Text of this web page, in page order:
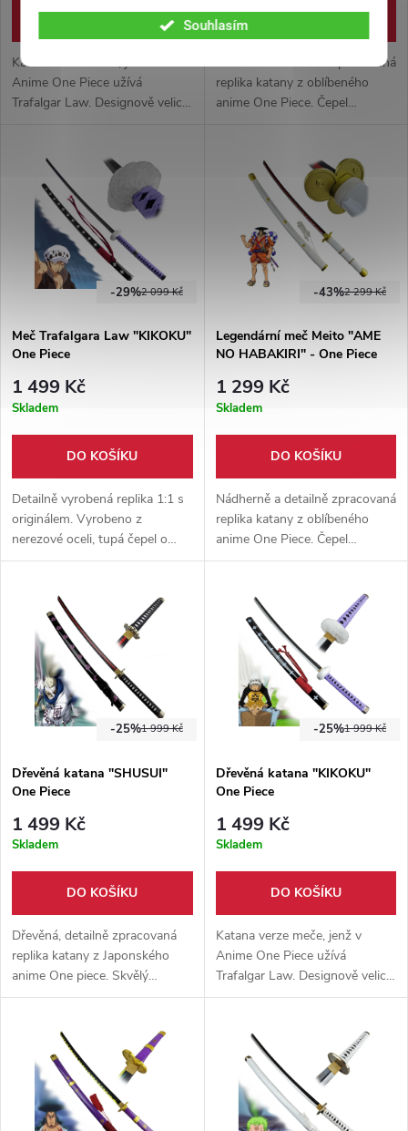
Souhlasím
Katana verze meče, jenž v
Anime One Piece užívá
Trafalgar Law. Designově velice
Nádherně a detailně zpracovaná
replika katany z oblíbeného
anime One Piece. Čepel
2 099 Kč
-29%
Meč Trafalgara Law "KIKOKU"
One Piece
1 499 Kč
Skladem
DO KOŠÍKU
Detailně vyrobená replika 1:1 s
originálem. Vyrobeno z
nerezové oceli, tupá čepel o
délce 91,4. Vhodné jako
pochva součástí balení.
2 299 Kč
-43%
Legendární meč Meito "AME
NO HABAKIRI" - One Piece
1 299 Kč
Skladem
DO KOŠÍKU
Nádherně a detailně zpracovaná
replika katany z oblíbeného
anime One Piece. Čepel
vyrobena z pevné uhlíkové oceli
1 999 Kč
-25%
Dřevěná katana "SHUSUI"
One Piece
1 499 Kč
Skladem
DO KOŠÍKU
Dřevěná, detailně zpracovaná
replika katany z Japonského
anime One piece. Skvělý
doplněk ke cosplayi. Součástí
vyrobena 1:1 s originálem.
1 999 Kč
-25%
Dřevěná katana "KIKOKU"
One Piece
1 499 Kč
Skladem
DO KOŠÍKU
Katana verze meče, jenž v
Anime One Piece užívá
Trafalgar Law. Designově velice
podobná originálu. Čistě
vhodný ke cosplayi.